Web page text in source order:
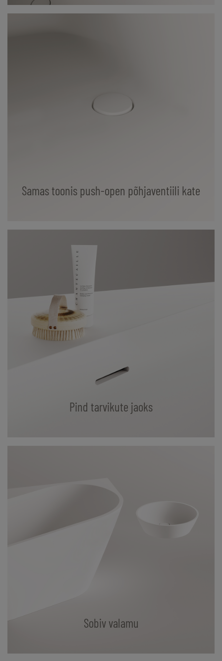
Samas toonis push-open põhjaventiili kate
Pind tarvikute jaoks
Sobiv valamu